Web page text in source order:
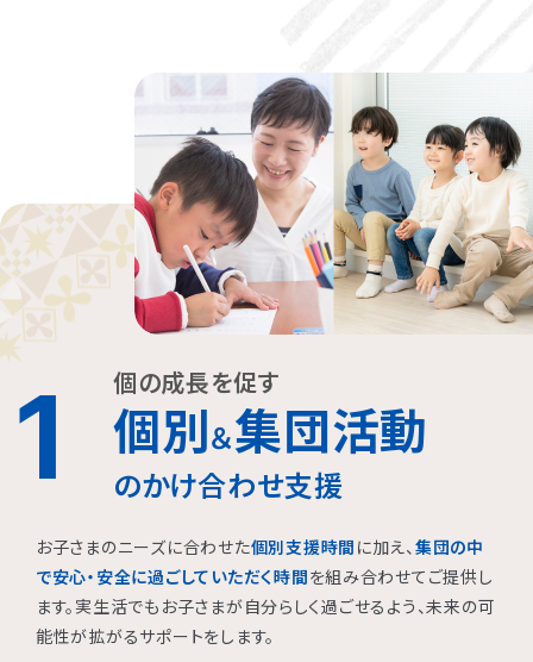
1 個の成長を促す
個別＆集団活動
のかけ合わせ支援
お子さまのニーズに合わせた個別支援時間 に加え、 集団の中
で安心・安全に過ごしていただく時間を組み合わせてご提供し
ます。実生活でもお子さまが自分らしく過ごせるよう、未来の可
能性が拡がるサポートをします。